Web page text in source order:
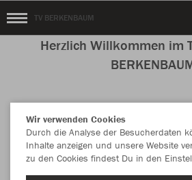
TV BERKENBAUM
Herzlich Willkommen im
Nachhaltig Farbe
Wir verwenden Cookies
Durch die Analyse der Besucherdaten
Inhalte anzeigen und unsere Website
zu den Cookies findest Du in den